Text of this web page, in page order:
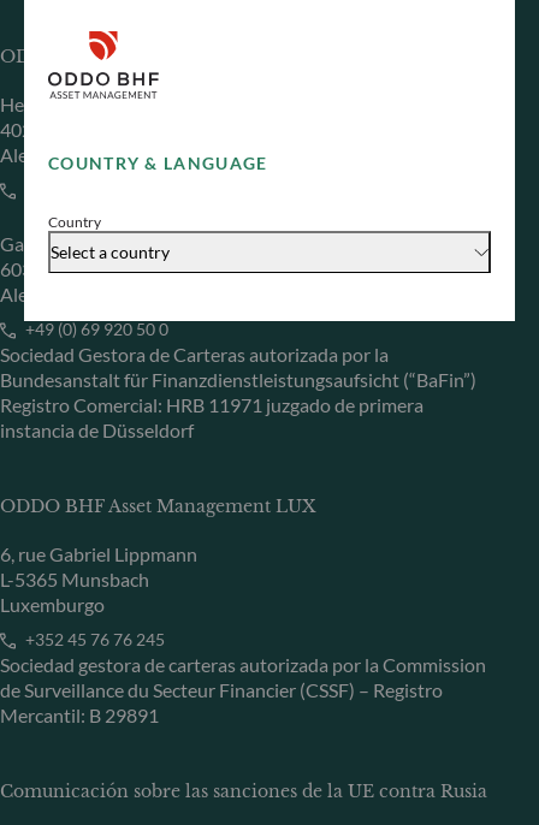
COUNTRY & LANGUAGE
Country
Select a country
ODDO BHF Asset Management GmbH
Herzogstraße 15
40217 Düsseldorf
Alemania
Gallusanlage 8
60329 Frankfurt am Main
Alemania
+49 (0) 69 920 50 0
Sociedad Gestora de Carteras autorizada por la
Bundesanstalt für Finanzdienstleistungsaufsicht (“BaFin”)
Registro Comercial: HRB 11971 juzgado de primera
instancia de Düsseldorf
ODDO BHF Asset Management LUX
6, rue Gabriel Lippmann
L-5365 Munsbach
Luxemburgo
+352 45 76 76 245
Sociedad gestora de carteras autorizada por la Commission
de Surveillance du Secteur Financier (CSSF) – Registro
Mercantil: B 29891
Comunicación sobre las sanciones de la UE contra Rusia